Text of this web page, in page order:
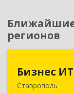
регионов
Бизнес ИТ
Ставрополь
355035,